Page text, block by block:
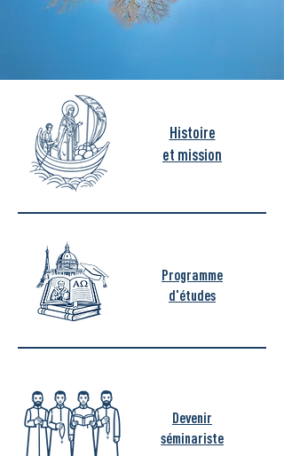
Histoire
et mission
Programme
d'études
Devenir
séminariste